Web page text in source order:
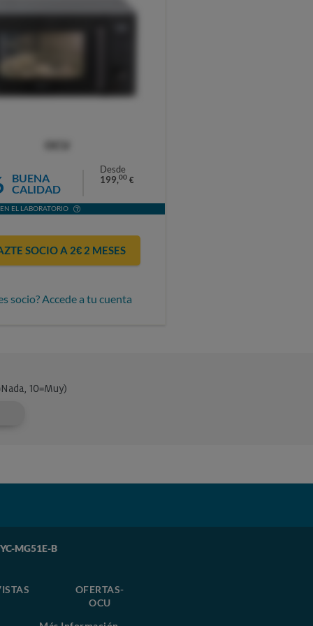
BUENA
CALIDAD
Desde
199,00 €
EL LABORATORIO
SOCIO A 2€ 2 MESES
socio? Accede a tu cuenta
MG51E-B
OFERTAS-
OCU